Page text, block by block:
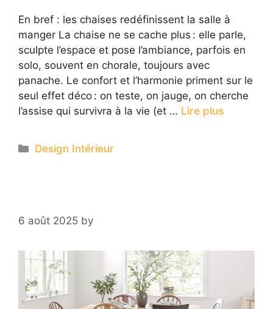
En bref : les chaises redéfinissent la salle à
manger La chaise ne se cache plus : elle parle,
sculpte l’espace et pose l’ambiance, parfois en
solo, souvent en chorale, toujours avec
panache. Le confort et l’harmonie priment sur le
seul effet déco : on teste, on jauge, on cherche
l’assise qui survivra à la vie (et … Lire plus
Categories
Design Intérieur
6 août 2025 by